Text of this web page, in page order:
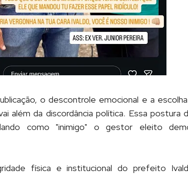
o descontrole emocional e a
além da discordância política. Essa postura
como "inimigo" o gestor eleito
física e institucional do prefeito